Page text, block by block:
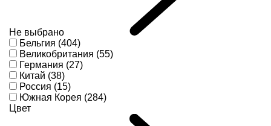
Не выбрано
Бельгия (404)
Великобритания (55)
Германия (27)
Китай (38)
Россия (15)
Южная Корея (284)
Цвет